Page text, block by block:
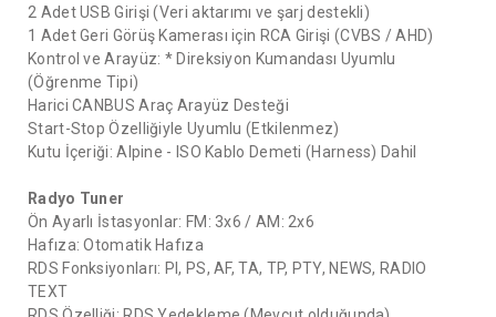
2 Adet USB Girişi (Veri aktarımı ve şarj destekli)
1 Adet Geri Görüş Kamerası için RCA Girişi (CVBS / AHD)
Kontrol ve Arayüz: * Direksiyon Kumandası Uyumlu
(Öğrenme Tipi)
Harici CANBUS Araç Arayüz Desteği
Start-Stop Özelliğiyle Uyumlu (Etkilenmez)
Kutu İçeriği: Alpine - ISO Kablo Demeti (Harness) Dahil
Radyo Tuner
Ön Ayarlı İstasyonlar: FM: 3x6 / AM: 2x6
Hafıza: Otomatik Hafıza
RDS Fonksiyonları: PI, PS, AF, TA, TP, PTY, NEWS, RADIO
TEXT